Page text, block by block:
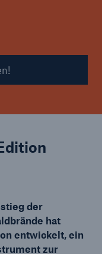
der
hat
entwickelt, ein
zur